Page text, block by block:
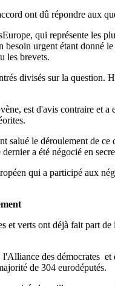
ont dû répondre aux
qui représente les
urgent étant donné
les brevets.
divisés sur la question.
est d'avis contraire et
salué le déroulement de
a été négocié en
qui a participé aux
et verts ont déjà fait part
des démocrates
de 304 eurodéputés.